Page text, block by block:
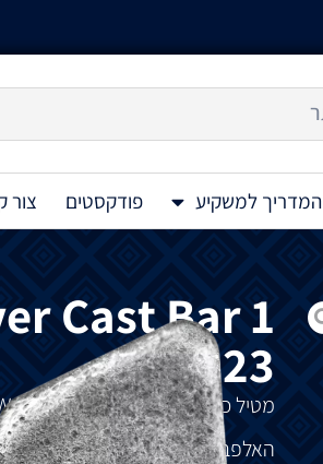
המדריך למשקיע פודקסטים צור
Cast Bar 1
Oz 2023
מטילכסףRunes – Wunjo Rune 1 Oz 2023
האלפביתהרוני(Elder Futhark)